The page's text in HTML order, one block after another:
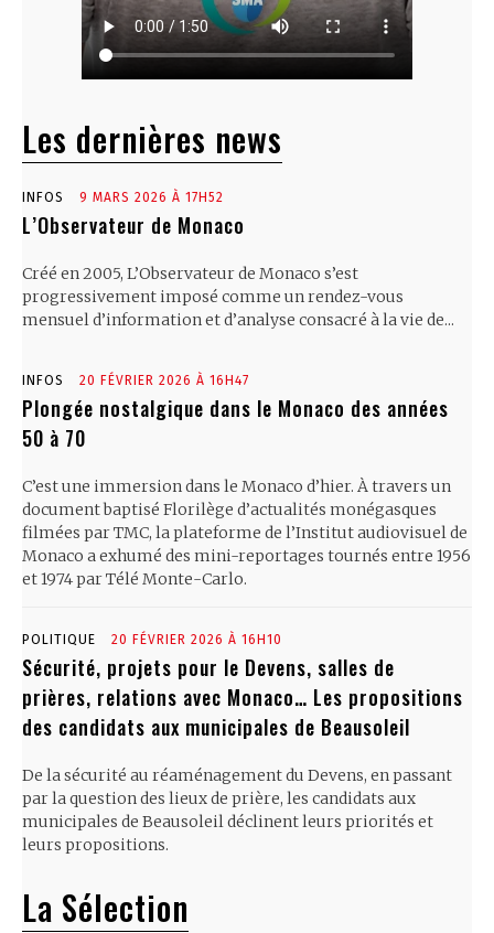
Les dernières news
INFOS 9 MARS 2026 À 17H52
L’Observateur de Monaco
Créé en 2005, L’Observateur de Monaco s’est
progressivement imposé comme un rendez-vous
mensuel d’information et d’analyse consacré à la vie de...
INFOS 20 FÉVRIER 2026 À 16H47
Plongée nostalgique dans le Monaco des années
50 à 70
C’est une immersion dans le Monaco d’hier. À travers un
document baptisé Florilège d’actualités monégasques
filmées par TMC, la plateforme de l’Institut audiovisuel de
Monaco a exhumé des mini-reportages tournés entre 1956
et 1974 par Télé Monte-Carlo.
POLITIQUE 20 FÉVRIER 2026 À 16H10
Sécurité, projets pour le Devens, salles de
prières, relations avec Monaco… Les propositions
des candidats aux municipales de Beausoleil
De la sécurité au réaménagement du Devens, en passant
par la question des lieux de prière, les candidats aux
municipales de Beausoleil déclinent leurs priorités et
leurs propositions.
La Sélection